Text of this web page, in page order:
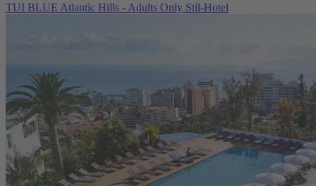
TUI BLUE Atlantic Hills - Adults Only Stil-Hotel